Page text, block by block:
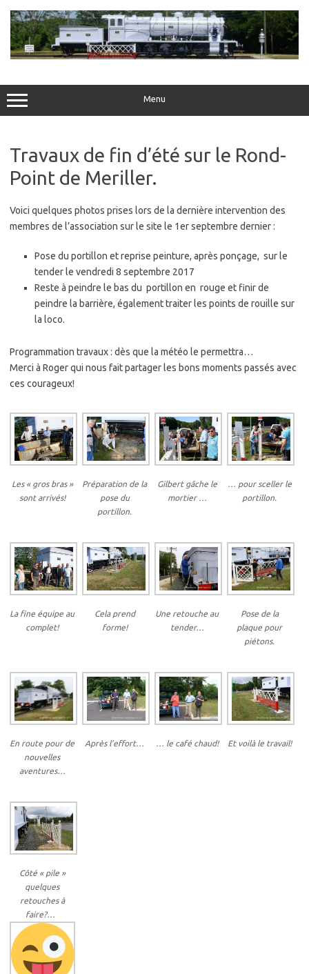
content
Menu
Travaux de fin d’été sur le Rond-
Point de Meriller.
Voici quelques photos prises lors de la dernière intervention des
membres de l’association sur le site le 1er septembre dernier :
Pose du portillon et reprise peinture, après ponçage, sur le
tender le vendredi 8 septembre 2017
Reste à peindre le bas du portillon en rouge et finir de
peindre la barrière, également traiter les points de rouille sur
la loco.
Programmation travaux : dès que la météo le permettra…
Merci à Roger qui nous fait partager les bons moments passés avec
ces courageux!
Les « gros bras »
sont arrivés!
Préparation de la
pose du
portillon.
Gilbert gâche le
mortier …
… pour sceller le
portillon.
La fine équipe au
complet!
Cela prend
forme!
Une retouche au
tender…
Pose de la
plaque pour
piétons.
En route pour de
nouvelles
aventures…
Après l’effort… … le café chaud! Et voilà le travail!
Côté « pile »
quelques
retouches à
faire?…